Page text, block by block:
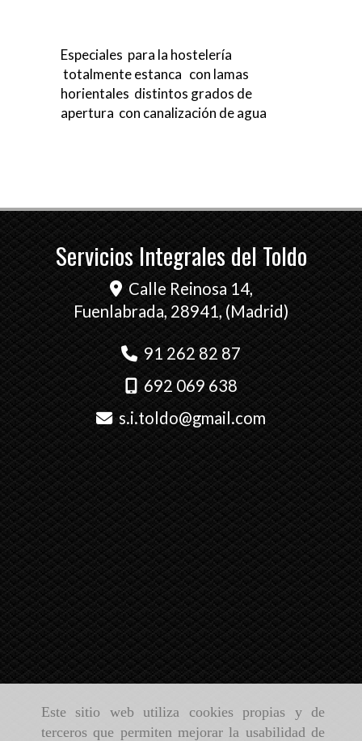
Este sitio web utiliza cookies propias y de
terceros que permiten mejorar la usabilidad de
Especiales para la hostelería
totalmente estanca con lamas
horientales distintos grados de
apertura con canalización de agua
Servicios Integrales del Toldo
Calle Reinosa 14,
Fuenlabrada, 28941, (Madrid)
91 262 82 87
692 069 638
s.i.toldo
gmail.com